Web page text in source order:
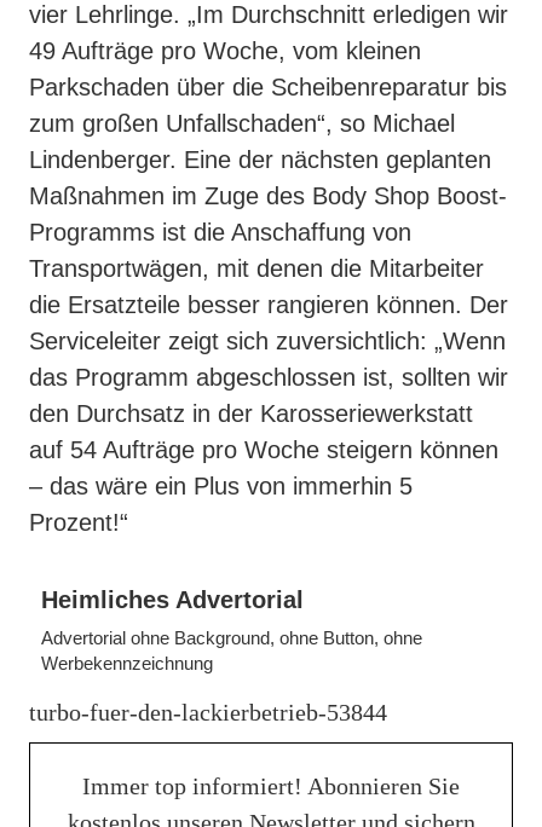
vier Lehrlinge. „Im Durchschnitt erledigen wir
49 Aufträge pro Woche, vom kleinen
Parkschaden über die Scheibenreparatur bis
zum großen Unfallschaden“, so Michael
Lindenberger. Eine der nächsten geplanten
Maßnahmen im Zuge des Body Shop Boost-
Programms ist die Anschaffung von
Transportwägen, mit denen die Mitarbeiter
die Ersatzteile besser rangieren können. Der
Serviceleiter zeigt sich zuversichtlich: „Wenn
das Programm abgeschlossen ist, sollten wir
den Durchsatz in der Karosseriewerkstatt
auf 54 Aufträge pro Woche steigern können
– das wäre ein Plus von immerhin 5
Prozent!“
Heimliches Advertorial
Advertorial ohne Background, ohne Button, ohne
Werbekennzeichnung
turbo-fuer-den-lackierbetrieb-53844
Immer top informiert! Abonnieren Sie